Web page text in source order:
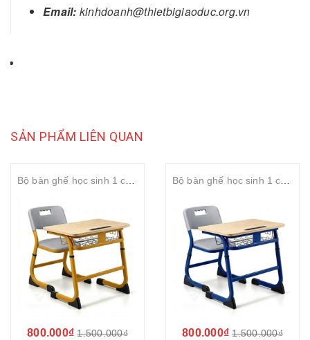
Email: kinhdoanh@thietbigiaoduc.org.vn
SẢN PHẨM LIÊN QUAN
Bộ bàn ghế học sinh 1 chỗ ngồi tăng chỉnh S-study mặt gỗ MDF 18mm rộng 700mm
800.000₫ 1.500.000₫
Bộ bàn ghế học sinh 1 chỗ ngồi tăng chỉnh S-study mặt gỗ MDF 25mm rộng 700mm
800.000₫ 1.500.000₫